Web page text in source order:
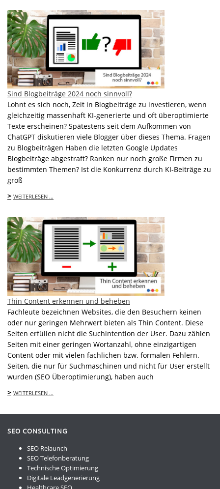
Sind Blogbeiträge 2024 noch sinnvoll?
Lohnt es sich noch, Zeit in Blogbeiträge zu investieren, wenn
gleichzeitig massenhaft KI-generierte und oft überoptimierte
Texte erscheinen? Spätestens seit dem Aufkommen von
ChatGPT diskutieren viele Blogger über dieses Thema. Fragen
zu Blogbeiträgen Haben die letzten Google Updates
Blogbeiträge abgestraft? Ranken nur noch große Firmen zu
bestimmten Themen? Ist die Konkurrenz durch KI-Beiträge zu
groß
> WEITERLESEN …
Thin Content erkennen und beheben
Fachleute bezeichnen Websites, die den Besuchern keinen
oder nur geringen Mehrwert bieten als Thin Content. Diese
Seiten erfüllen nicht die Suchintention der User. Dazu zählen
Seiten mit einer geringen Wortanzahl, ohne einzigartigen
Content oder mit vielen fachlichen bzw. formalen Fehlern.
Seiten, die nur für Suchmaschinen und nicht für User erstellt
wurden (SEO Überoptimierung), haben auch
> WEITERLESEN …
SEO CONSULTING
SEO Relaunch
SEO Telefonberatung
Technische Optimierung
Digitale Leadgenerierung